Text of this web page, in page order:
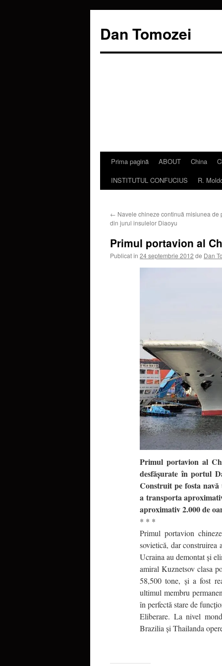
Dan Tomozei
SariPrima pagină ABOUT China
INSTITUTUL CONFUCIUS
R.
← Navele chineze continuă misiunea de
din jurul insulelor Diaoyu
Primul portavion al
Publicat în 24 septembrie 2012 de Dan
Primul portavion al
desfăşurate în portul
Construit pe fosta
a transporta
aproximativ 2.000 de
* * *
Primul portavion
sovietică, dar
Ucraina au demontat şi
amiral Kuznetsov clasa
58,500 tone, şi a fost
ultimul membru
în perfectă stare de
Eliberare. La nivel
Brazilia şi Thailanda